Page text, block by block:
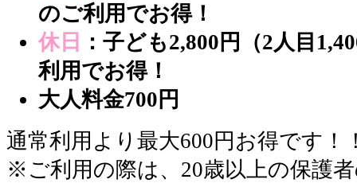
のご利用でお得！
休日 ：子ども2,800円（2人目
利用でお得！
大人料金700円
通常利用より最大600円お得です！
※ご利用の際は、20歳以上の保護